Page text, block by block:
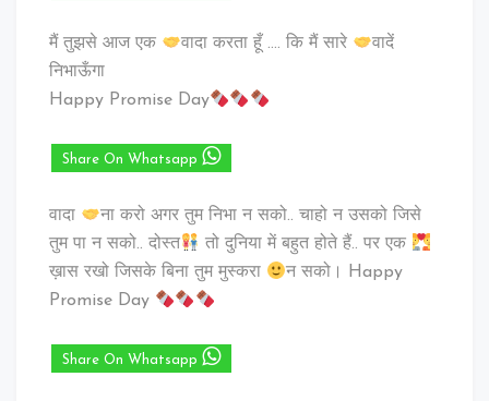
मैं तुझसे आज एक वादा करता हूँ …. कि मैं सारे
वादें
निभाऊँगा
Happy Promise Day
Share On Whatsapp
वादा
ना करो अगर तुम निभा न सको.. चाहो न उसको जिसे
तुम पा न सको.. दोस्त
तो दुनिया में बहुत होते हैं.. पर एक
ख़ास रखो जिसके बिना तुम मुस्करा
न सको। Happy
Promise Day
Share On Whatsapp